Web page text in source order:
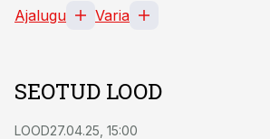
Ajalugu Varia
SEOTUD LOOD
LOOD27.04.25, 15:00